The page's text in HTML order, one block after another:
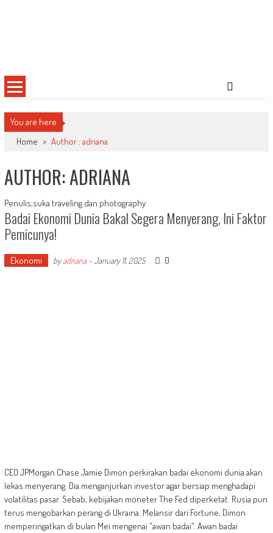
You are here
Home > Author : adriana
AUTHOR:ADRIANA
Penulis,suka traveling dan photography
Badai Ekonomi Dunia Bakal Segera Menyerang, Ini Faktor
Pemicunya!
Ekonomi byadriana-January 11, 2025 0
CEO JPMorgan Chase Jamie Dimon perkirakan badai ekonomi dunia akan
lekas menyerang. Dia menganjurkan investor agar bersiap menghadapi
volatilitas pasar. Sebab, kebijakan moneter The Fed diperketat. Rusia pun
terus mengobarkan perang di Ukraina. Melansir dari Fortune, Dimon
memperingatkan di bulan Mei mengenai "awan badai". Awan badai